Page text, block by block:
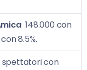
148.000 con
8.5%.
spettatori con